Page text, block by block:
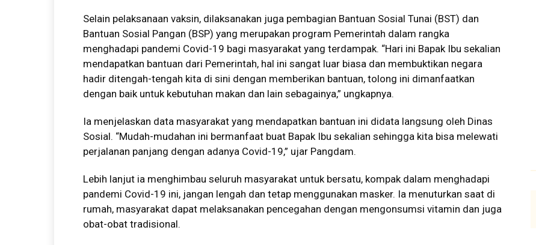
Selain pelaksanaan vaksin, dilaksanakan juga pembagian Bantuan Sosial Tunai (BST) dan
Bantuan Sosial Pangan (BSP) yang merupakan program Pemerintah dalam rangka
menghadapi pandemi Covid-19 bagi masyarakat yang terdampak. “Hari ini Bapak Ibu sekalian
mendapatkan bantuan dari Pemerintah, hal ini sangat luar biasa dan membuktikan negara
hadir ditengah-tengah kita di sini dengan memberikan bantuan, tolong ini dimanfaatkan
dengan baik untuk kebutuhan makan dan lain sebagainya,” ungkapnya.
Ia menjelaskan data masyarakat yang mendapatkan bantuan ini didata langsung oleh Dinas
Sosial. “Mudah-mudahan ini bermanfaat buat Bapak Ibu sekalian sehingga kita bisa melewati
perjalanan panjang dengan adanya Covid-19,” ujar Pangdam.
Lebih lanjut ia menghimbau seluruh masyarakat untuk bersatu, kompak dalam menghadapi
pandemi Covid-19 ini, jangan lengah dan tetap menggunakan masker. Ia menuturkan saat di
rumah, masyarakat dapat melaksanakan pencegahan dengan mengonsumsi vitamin dan juga
obat-obat tradisional.